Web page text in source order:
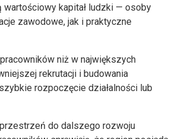
kapitał ludzki — osoby
zawodowe, jak i praktyczne
niż w największych
rekrutacji i budowania
rozpoczęcie działalności lub
do dalszego rozwoju